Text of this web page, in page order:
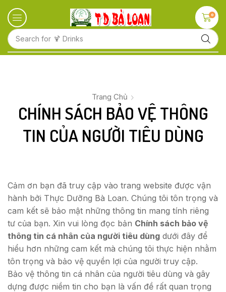
Search for 🍋 Fruits
0
Trang Chủ
CHÍNH SÁCH BẢO VỆ THÔNG
TIN CỦA NGƯỜI TIÊU DÙNG
Cảm ơn bạn đã truy cập vào trang website được vận
hành bởi Thực Dưỡng Bà Loan. Chúng tôi tôn trọng và
cam kết sẽ bảo mật những thông tin mang tính riêng
tư của bạn. Xin vui lòng đọc bản Chính sách bảo vệ
thông tin cá nhân của người tiêu dùng dưới đây để
hiểu hơn những cam kết mà chúng tôi thực hiện nhằm
tôn trọng và bảo vệ quyền lợi của người truy cập.
Bảo vệ thông tin cá nhân của người tiêu dùng và gây
dựng được niềm tin cho bạn là vấn đề rất quan trọng